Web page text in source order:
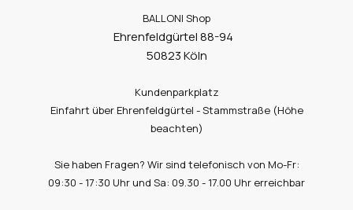
BALLONI Shop
Ehrenfeldgürtel 88-94
50823 Köln
Kundenparkplatz
Einfahrt über Ehrenfeldgürtel - Stammstraße (Höhe
beachten)
Sie haben Fragen? Wir sind telefonisch von Mo-Fr:
09:30 - 17:30 Uhr und Sa: 09.30 - 17.00 Uhr erreichbar